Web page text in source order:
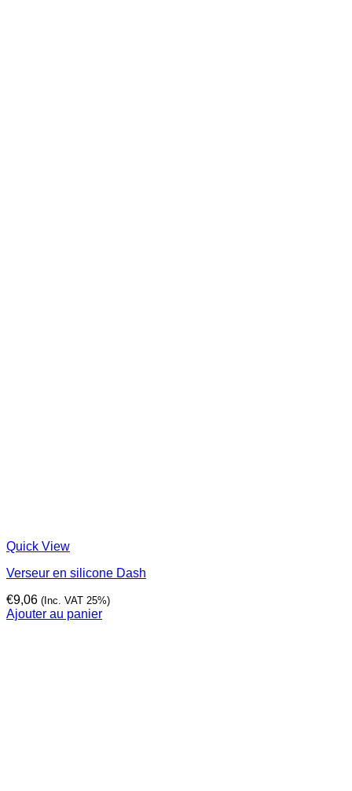
Quick View
Verseur en silicone Dash
€9,06 (Inc. VAT 25%)
Ajouter au panier